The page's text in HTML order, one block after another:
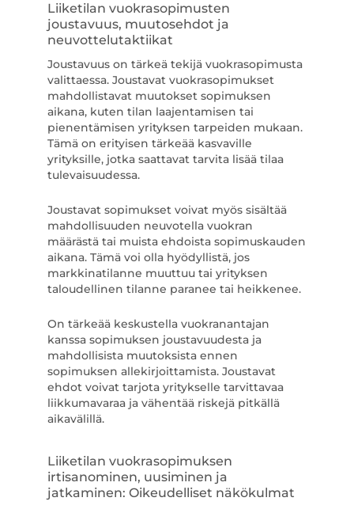
Liiketilan vuokrasopimusten
joustavuus, muutosehdot ja
neuvottelutaktiikat
Joustavuus on tärkeä tekijä vuokrasopimusta
valittaessa. Joustavat vuokrasopimukset
mahdollistavat muutokset sopimuksen
aikana, kuten tilan laajentamisen tai
pienentämisen yrityksen tarpeiden mukaan.
Tämä on erityisen tärkeää kasvaville
yrityksille, jotka saattavat tarvita lisää tilaa
tulevaisuudessa.
Joustavat sopimukset voivat myös sisältää
mahdollisuuden neuvotella vuokran
määrästä tai muista ehdoista sopimuskauden
aikana. Tämä voi olla hyödyllistä, jos
markkinatilanne muuttuu tai yrityksen
taloudellinen tilanne paranee tai heikkenee.
On tärkeää keskustella vuokranantajan
kanssa sopimuksen joustavuudesta ja
mahdollisista muutoksista ennen
sopimuksen allekirjoittamista. Joustavat
ehdot voivat tarjota yritykselle tarvittavaa
liikkumavaraa ja vähentää riskejä pitkällä
aikavälillä.
Liiketilan vuokrasopimuksen
irtisanominen, uusiminen ja
jatkaminen: Oikeudelliset näkökulmat